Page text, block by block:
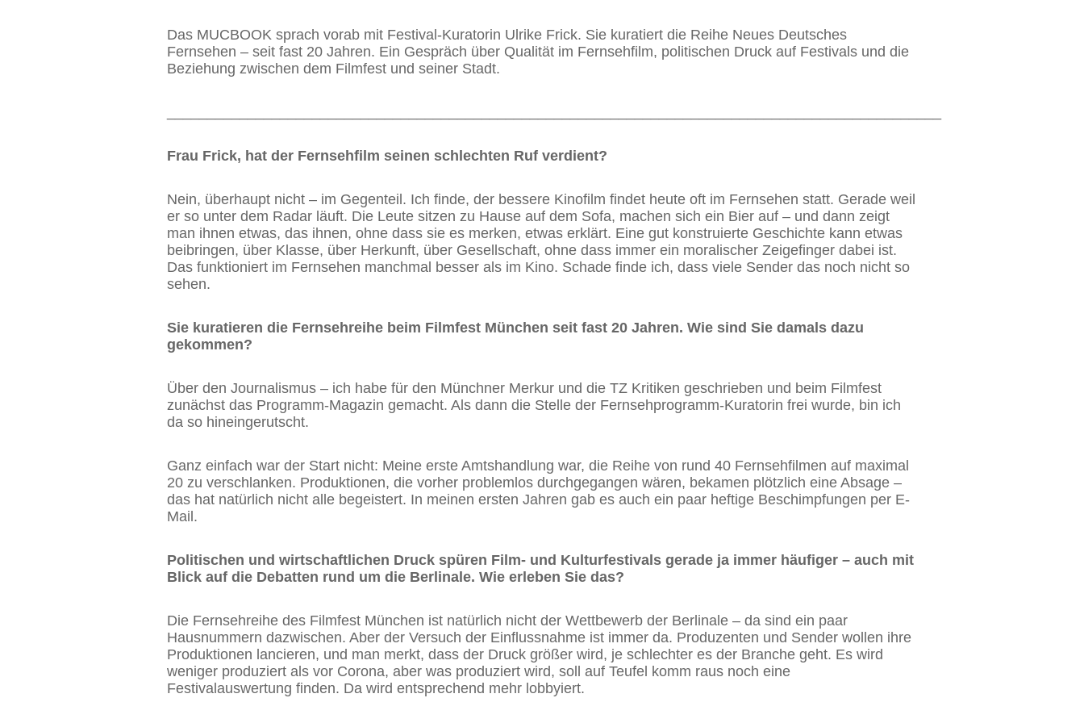
Das MUCBOOK sprach vorab mit Festival-Kuratorin Ulrike Frick. Sie kuratiert die Reihe Neues Deutsches
Fernsehen – seit fast 20 Jahren. Ein Gespräch über Qualität im Fernsehfilm, politischen Druck auf Festivals und die
Beziehung zwischen dem Filmfest und seiner Stadt.
Frau Frick, hat der Fernsehfilm seinen schlechten Ruf verdient?
Nein, überhaupt nicht – im Gegenteil. Ich finde, der bessere Kinofilm findet heute oft im Fernsehen statt. Gerade weil
er so unter dem Radar läuft. Die Leute sitzen zu Hause auf dem Sofa, machen sich ein Bier auf – und dann zeigt
man ihnen etwas, das ihnen, ohne dass sie es merken, etwas erklärt. Eine gut konstruierte Geschichte kann etwas
beibringen, über Klasse, über Herkunft, über Gesellschaft, ohne dass immer ein moralischer Zeigefinger dabei ist.
Das funktioniert im Fernsehen manchmal besser als im Kino. Schade finde ich, dass viele Sender das noch nicht so
sehen.
Sie kuratieren die Fernsehreihe beim Filmfest München seit fast 20 Jahren. Wie sind Sie damals dazu
gekommen?
Über den Journalismus – ich habe für den Münchner Merkur und die TZ Kritiken geschrieben und beim Filmfest
zunächst das Programm-Magazin gemacht. Als dann die Stelle der Fernsehprogramm-Kuratorin frei wurde, bin ich
da so hineingerutscht.
Ganz einfach war der Start nicht: Meine erste Amtshandlung war, die Reihe von rund 40 Fernsehfilmen auf maximal
20 zu verschlanken. Produktionen, die vorher problemlos durchgegangen wären, bekamen plötzlich eine Absage –
das hat natürlich nicht alle begeistert. In meinen ersten Jahren gab es auch ein paar heftige Beschimpfungen per E-
Mail.
Politischen und wirtschaftlichen Druck spüren Film- und Kulturfestivals gerade ja immer häufiger – auch mit
Blick auf die Debatten rund um die Berlinale. Wie erleben Sie das?
Die Fernsehreihe des Filmfest München ist natürlich nicht der Wettbewerb der Berlinale – da sind ein paar
Hausnummern dazwischen. Aber der Versuch der Einflussnahme ist immer da. Produzenten und Sender wollen ihre
Produktionen lancieren, und man merkt, dass der Druck größer wird, je schlechter es der Branche geht. Es wird
weniger produziert als vor Corona, aber was produziert wird, soll auf Teufel komm raus noch eine
Festivalauswertung finden. Da wird entsprechend mehr lobbyiert.